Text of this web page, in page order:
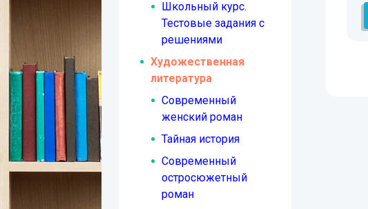
Школьный курс.
Тестовые задания с
решениями
Художественная
литература
Современный
женский роман
Тайная история
Современный
остросюжетный
роман